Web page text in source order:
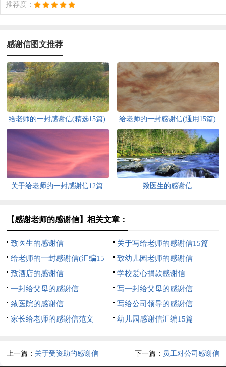
推荐度：
感谢信图文推荐
给老师的一封感谢信(精选15篇) 给老师的一封感谢信(通用15篇)
关于给老师的一封感谢信12篇 致医生的感谢信
【感谢老师的感谢信】相关文章：
致医生的感谢信
关于写给老师的感谢信15篇
给老师的一封感谢信(汇编15
篇)
致幼儿园老师的感谢信
致酒店的感谢信
学校爱心捐款感谢信
一封给父母的感谢信
写一封给父母的感谢信
致医院的感谢信
写给公司领导的感谢信
家长给老师的感谢信范文
幼儿园感谢信汇编15篇
上一篇： 关于受资助的感谢信 下一篇： 员工对公司感谢信